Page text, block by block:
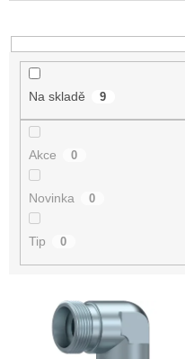
u
Na skladě 9
Akce 0
Novinka 0
Tip 0